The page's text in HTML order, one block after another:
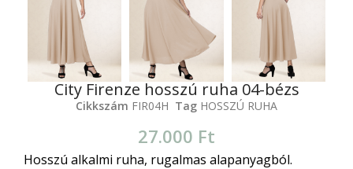
City Firenze hosszú ruha 04-bézs
Cikkszám FIR04H Tag HOSSZÚ RUHA
27.000 Ft
Hosszú alkalmi ruha, rugalmas alapanyagból.